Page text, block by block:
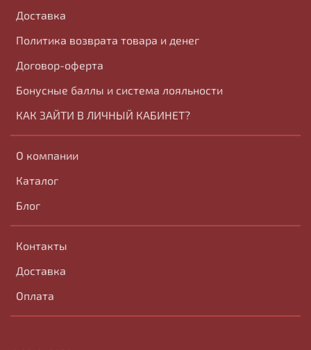
Доставка
Политика возврата товара и денег
Договор-оферта
Бонусные баллы и система лояльности
КАК ЗАЙТИ В ЛИЧНЫЙ КАБИНЕТ?
О компании
Каталог
Блог
Контакты
Доставка
Оплата